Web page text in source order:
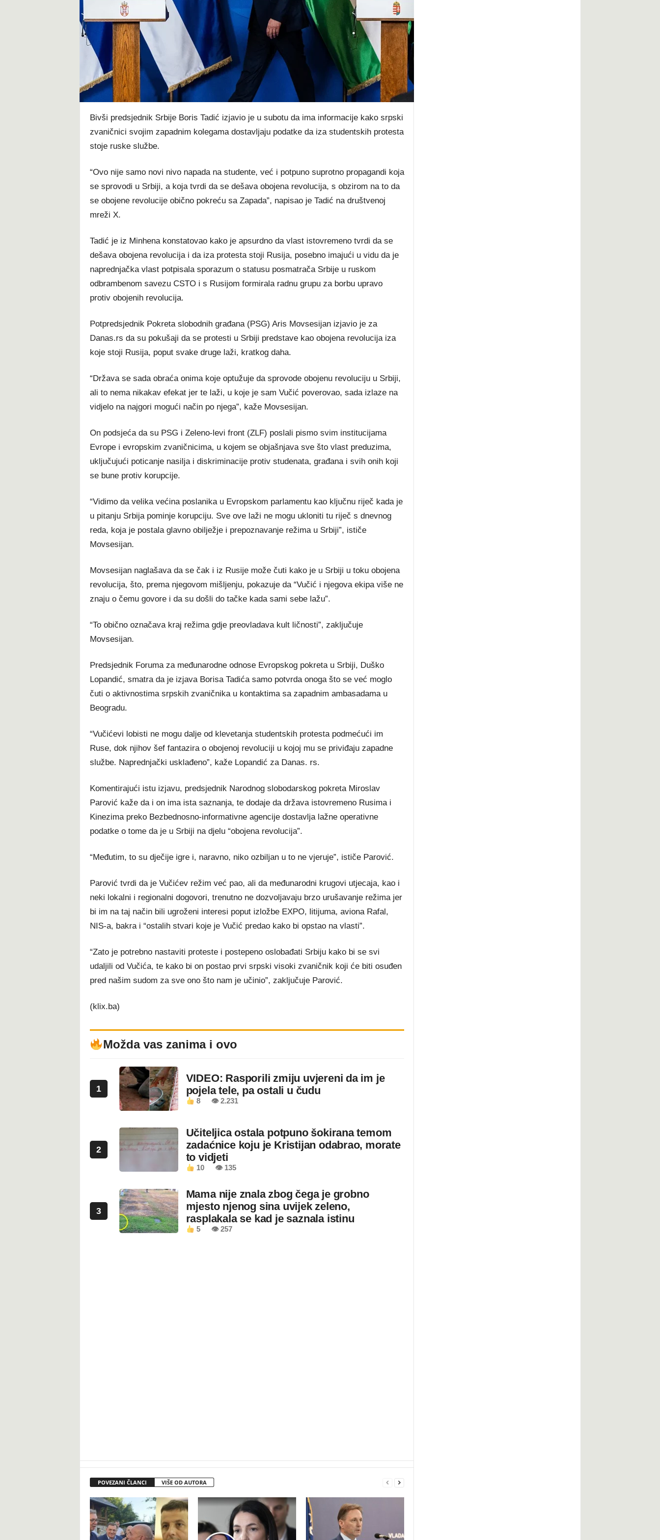
Bivši predsjednik Srbije Boris Tadić izjavio je u subotu da ima informacije kako srpski
zvaničnici svojim zapadnim kolegama dostavljaju podatke da iza studentskih protesta
stoje ruske službe.
“Ovo nije samo novi nivo napada na studente, već i potpuno suprotno propagandi koja
se sprovodi u Srbiji, a koja tvrdi da se dešava obojena revolucija, s obzirom na to da
se obojene revolucije obično pokreću sa Zapada”, napisao je Tadić na društvenoj
mreži X.
Tadić je iz Minhena konstatovao kako je apsurdno da vlast istovremeno tvrdi da se
dešava obojena revolucija i da iza protesta stoji Rusija, posebno imajući u vidu da je
naprednjačka vlast potpisala sporazum o statusu posmatrača Srbije u ruskom
odbrambenom savezu CSTO i s Rusijom formirala radnu grupu za borbu upravo
protiv obojenih revolucija.
Potpredsjednik Pokreta slobodnih građana (PSG) Aris Movsesijan izjavio je za
Danas.rs da su pokušaji da se protesti u Srbiji predstave kao obojena revolucija iza
koje stoji Rusija, poput svake druge laži, kratkog daha.
“Država se sada obraća onima koje optužuje da sprovode obojenu revoluciju u Srbiji,
ali to nema nikakav efekat jer te laži, u koje je sam Vučić poverovao, sada izlaze na
vidjelo na najgori mogući način po njega”, kaže Movsesijan.
On podsjeća da su PSG i Zeleno-levi front (ZLF) poslali pismo svim institucijama
Evrope i evropskim zvaničnicima, u kojem se objašnjava sve što vlast preduzima,
uključujući poticanje nasilja i diskriminacije protiv studenata, građana i svih onih koji
se bune protiv korupcije.
“Vidimo da velika većina poslanika u Evropskom parlamentu kao ključnu riječ kada je
u pitanju Srbija pominje korupciju. Sve ove laži ne mogu ukloniti tu riječ s dnevnog
reda, koja je postala glavno obilježje i prepoznavanje režima u Srbiji”, ističe
Movsesijan.
Movsesijan naglašava da se čak i iz Rusije može čuti kako je u Srbiji u toku obojena
revolucija, što, prema njegovom mišljenju, pokazuje da “Vučić i njegova ekipa više ne
znaju o čemu govore i da su došli do tačke kada sami sebe lažu”.
“To obično označava kraj režima gdje preovladava kult ličnosti”, zaključuje
Movsesijan.
Predsjednik Foruma za međunarodne odnose Evropskog pokreta u Srbiji, Duško
Lopandić, smatra da je izjava Borisa Tadića samo potvrda onoga što se već moglo
čuti o aktivnostima srpskih zvaničnika u kontaktima sa zapadnim ambasadama u
Beogradu.
“Vučićevi lobisti ne mogu dalje od klevetanja studentskih protesta podmećući im
Ruse, dok njihov šef fantazira o obojenoj revoluciji u kojoj mu se priviđaju zapadne
službe. Naprednjački usklađeno”, kaže Lopandić za Danas. rs.
Komentirajući istu izjavu, predsjednik Narodnog slobodarskog pokreta Miroslav
Parović kaže da i on ima ista saznanja, te dodaje da država istovremeno Rusima i
Kinezima preko Bezbednosno-informativne agencije dostavlja lažne operativne
podatke o tome da je u Srbiji na djelu “obojena revolucija”.
“Međutim, to su dječije igre i, naravno, niko ozbiljan u to ne vjeruje”, ističe Parović.
Parović tvrdi da je Vučićev režim već pao, ali da međunarodni krugovi utjecaja, kao i
neki lokalni i regionalni dogovori, trenutno ne dozvoljavaju brzo urušavanje režima jer
bi im na taj način bili ugroženi interesi poput izložbe EXPO, litijuma, aviona Rafal,
NIS-a, bakra i “ostalih stvari koje je Vučić predao kako bi opstao na vlasti”.
“Zato je potrebno nastaviti proteste i postepeno oslobađati Srbiju kako bi se svi
udaljili od Vučića, te kako bi on postao prvi srpski visoki zvaničnik koji će biti osuđen
pred našim sudom za sve ono što nam je učinio”, zaključuje Parović.
(klix.ba)
Možda vas zanima i ovo
1
VIDEO: Rasporili zmiju uvjereni da im je
pojela tele, pa ostali u čudu
8 👁 2.231
2
Učiteljica ostala potpuno šokirana temom
zadaćnice koju je Kristijan odabrao, morate
to vidjeti
10 👁 135
3
Mama nije znala zbog čega je grobno
mjesto njenog sina uvijek zeleno,
rasplakala se kad je saznala istinu
5 👁 257
POVEZANI ČLANCI VIŠE OD AUTORA